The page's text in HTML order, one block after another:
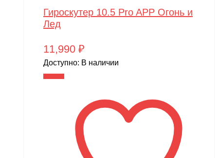
Гироскутер 10.5 Pro APP Огонь и
Лед
11,990 ₽
Доступно: В наличии